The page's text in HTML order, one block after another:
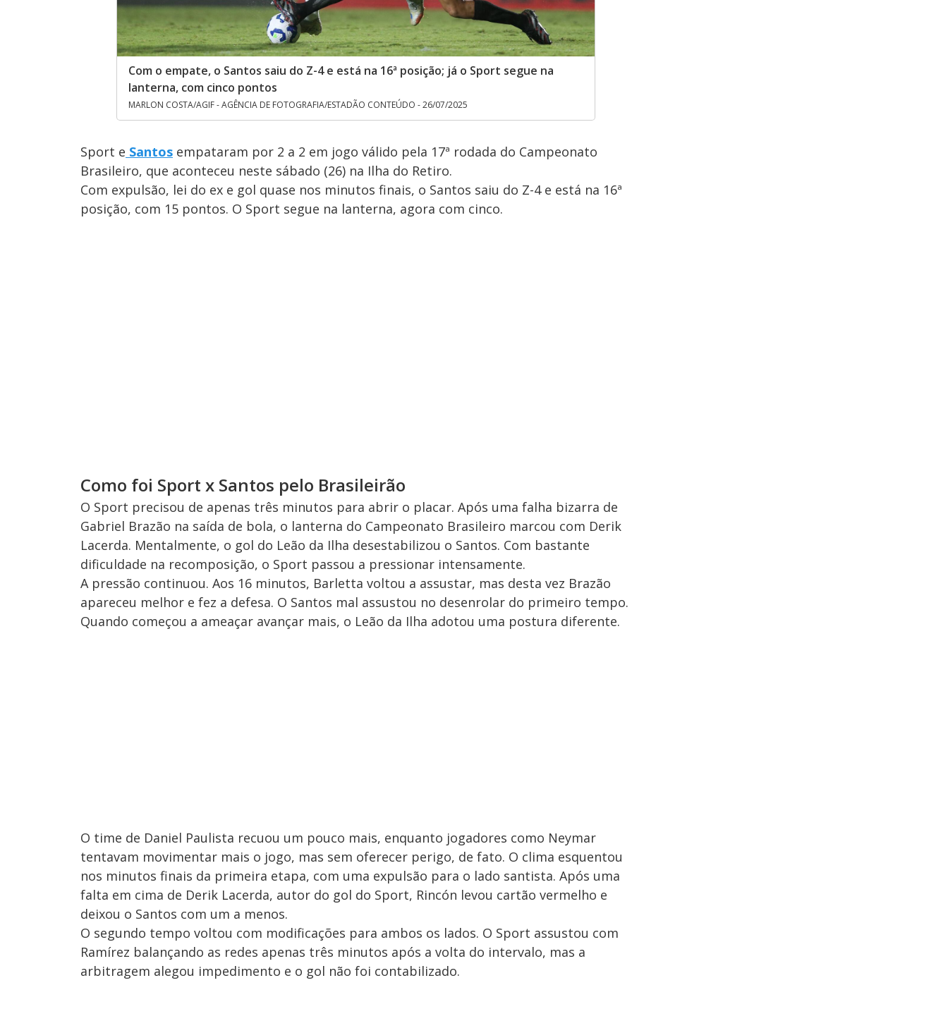
Com o empate, o Santos saiu do Z-4 e está na 16ª posição; já o Sport segue na
lanterna, com cinco pontos
MARLON COSTA/AGIF - AGÊNCIA DE FOTOGRAFIA/ESTADÃO CONTEÚDO - 26/07/2025
Sport e Santos empataram por 2 a 2 em jogo válido pela 17ª rodada do Campeonato
Brasileiro, que aconteceu neste sábado (26) na Ilha do Retiro.
Com expulsão, lei do ex e gol quase nos minutos finais, o Santos saiu do Z-4 e está na 16ª
posição, com 15 pontos. O Sport segue na lanterna, agora com cinco.
Como foi Sport x Santos pelo Brasileirão
O Sport precisou de apenas três minutos para abrir o placar. Após uma falha bizarra de
Gabriel Brazão na saída de bola, o lanterna do Campeonato Brasileiro marcou com Derik
Lacerda. Mentalmente, o gol do Leão da Ilha desestabilizou o Santos. Com bastante
dificuldade na recomposição, o Sport passou a pressionar intensamente.
A pressão continuou. Aos 16 minutos, Barletta voltou a assustar, mas desta vez Brazão
apareceu melhor e fez a defesa. O Santos mal assustou no desenrolar do primeiro tempo.
Quando começou a ameaçar avançar mais, o Leão da Ilha adotou uma postura diferente.
O time de Daniel Paulista recuou um pouco mais, enquanto jogadores como Neymar
tentavam movimentar mais o jogo, mas sem oferecer perigo, de fato. O clima esquentou
nos minutos finais da primeira etapa, com uma expulsão para o lado santista. Após uma
falta em cima de Derik Lacerda, autor do gol do Sport, Rincón levou cartão vermelho e
deixou o Santos com um a menos.
O segundo tempo voltou com modificações para ambos os lados. O Sport assustou com
Ramírez balançando as redes apenas três minutos após a volta do intervalo, mas a
arbitragem alegou impedimento e o gol não foi contabilizado.